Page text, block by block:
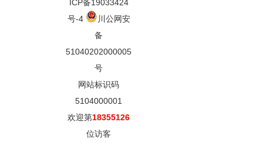
ICP备19033424
号-4
川公网安
备
51040202000005
号
网站标识码
5104000001
欢迎第18355126
位访客